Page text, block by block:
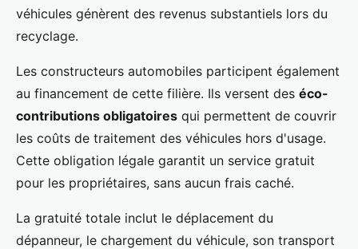
véhicules génèrent des revenus substantiels lors du
recyclage.
Les constructeurs automobiles participent également
au financement de cette filière. Ils versent des éco-
contributions obligatoires qui permettent de couvrir
les coûts de traitement des véhicules hors d'usage.
Cette obligation légale garantit un service gratuit
pour les propriétaires, sans aucun frais caché.
La gratuité totale inclut le déplacement du
dépanneur, le chargement du véhicule, son transport